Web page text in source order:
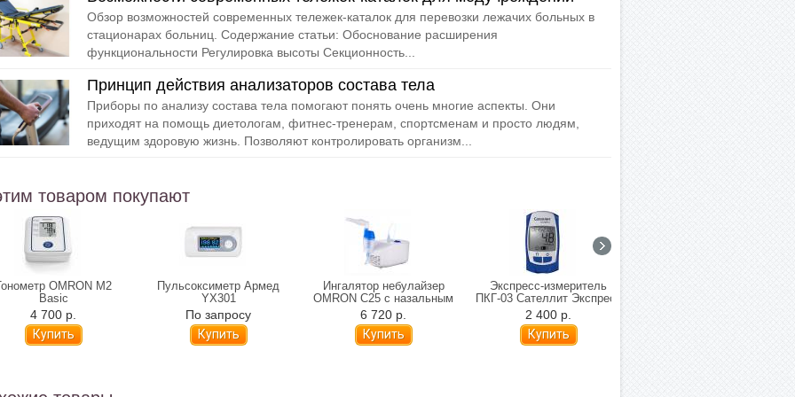
Обзор возможностей современных тележек-каталок для перевозки лежачих больных в
стационарах больниц. Содержание статьи: Обоснование расширения
функциональности Регулировка высоты Секционность...
Принцип действия анализаторов состава тела
Приборы по анализу состава тела помогают понять очень многие аспекты. Они
приходят на помощь диетологам, фитнес-тренерам, спортсменам и просто людям,
ведущим здоровую жизнь. Позволяют контролировать организм...
товаром покупают
OMRON M2
Basic
4 700 р.
Пульсоксиметр Армед
YX301
По запросу
Ингалятор небулайзер
OMRON C25 с назальным
душем
6 720 р.
Экспресс-измеритель
ПКГ-03 Сателлит Экспресс
2 400 р.